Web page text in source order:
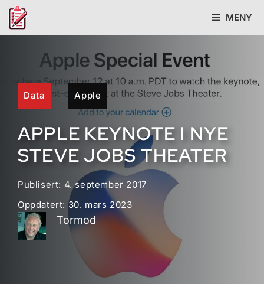
Hopp
MENY
Data Apple
APPLE KEYNOTE I NYE
STEVE JOBS THEATER
Publisert: 4. september 2017
Oppdatert:30. mars 2023
Tormod